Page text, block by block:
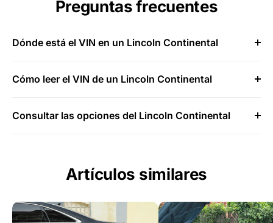
Preguntas frecuentes
Dónde está el VIN en un Lincoln Continental
Cómo leer el VIN de un Lincoln Continental
Consultar las opciones del Lincoln Continental
Artículos similares